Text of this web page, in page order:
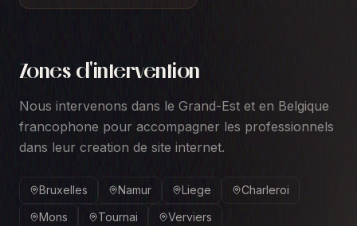
Zones d'intervention
Nous intervenons dans le Grand-Est et en Belgique
francophone pour accompagner les professionnels
dans leur creation de site internet.
Bruxelles Namur Liege
Charleroi
Mons
Tournai Verviers